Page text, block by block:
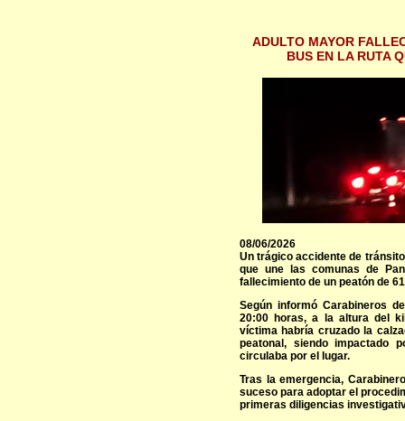
ADULTO MAYOR
BUS EN LA RUTA
08/06/2026
Un trágico accidente de
que une las comunas de
fallecimiento de un peatón de
Según informó Carabineros
20:00 horas, a la altura del
víctima habría cruzado la
peatonal, siendo impactado
circulaba por el lugar.
Tras la emergencia,
suceso para adoptar el
primeras diligencias